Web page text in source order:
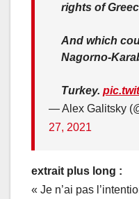
rights of
And which
Nagorno-
Turkey.
— Alex Galitsky
27, 2021
extrait plus long :
« Je n’ai pas